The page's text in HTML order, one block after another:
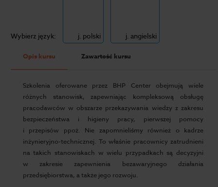
Wybierz język: j. polski j. angielski
Opis kursu Zawartość kursu
Szkolenia oferowane przez BHP Center obejmują wiele
różnych stanowisk, zapewniając kompleksową obsługę
pracodawców w obszarze przekazywania wiedzy z zakresu
bezpieczeństwa i higieny pracy, pierwszej pomocy
i przepisów ppoż. Nie zapomnieliśmy również o kadrze
inżynieryjno-technicznej. To właśnie pracownicy zatrudnieni
na takich stanowiskach w wielu przypadkach są decyzyjni
w zakresie zapewnienia bezawaryjnego działania
przedsiębiorstwa, a także jego rozwoju.